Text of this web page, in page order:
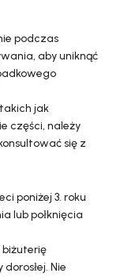
podczas
aby uniknąć
jak
części, należy
się z
poniżej 3. roku
lub połknięcia
biżuterię
Nie